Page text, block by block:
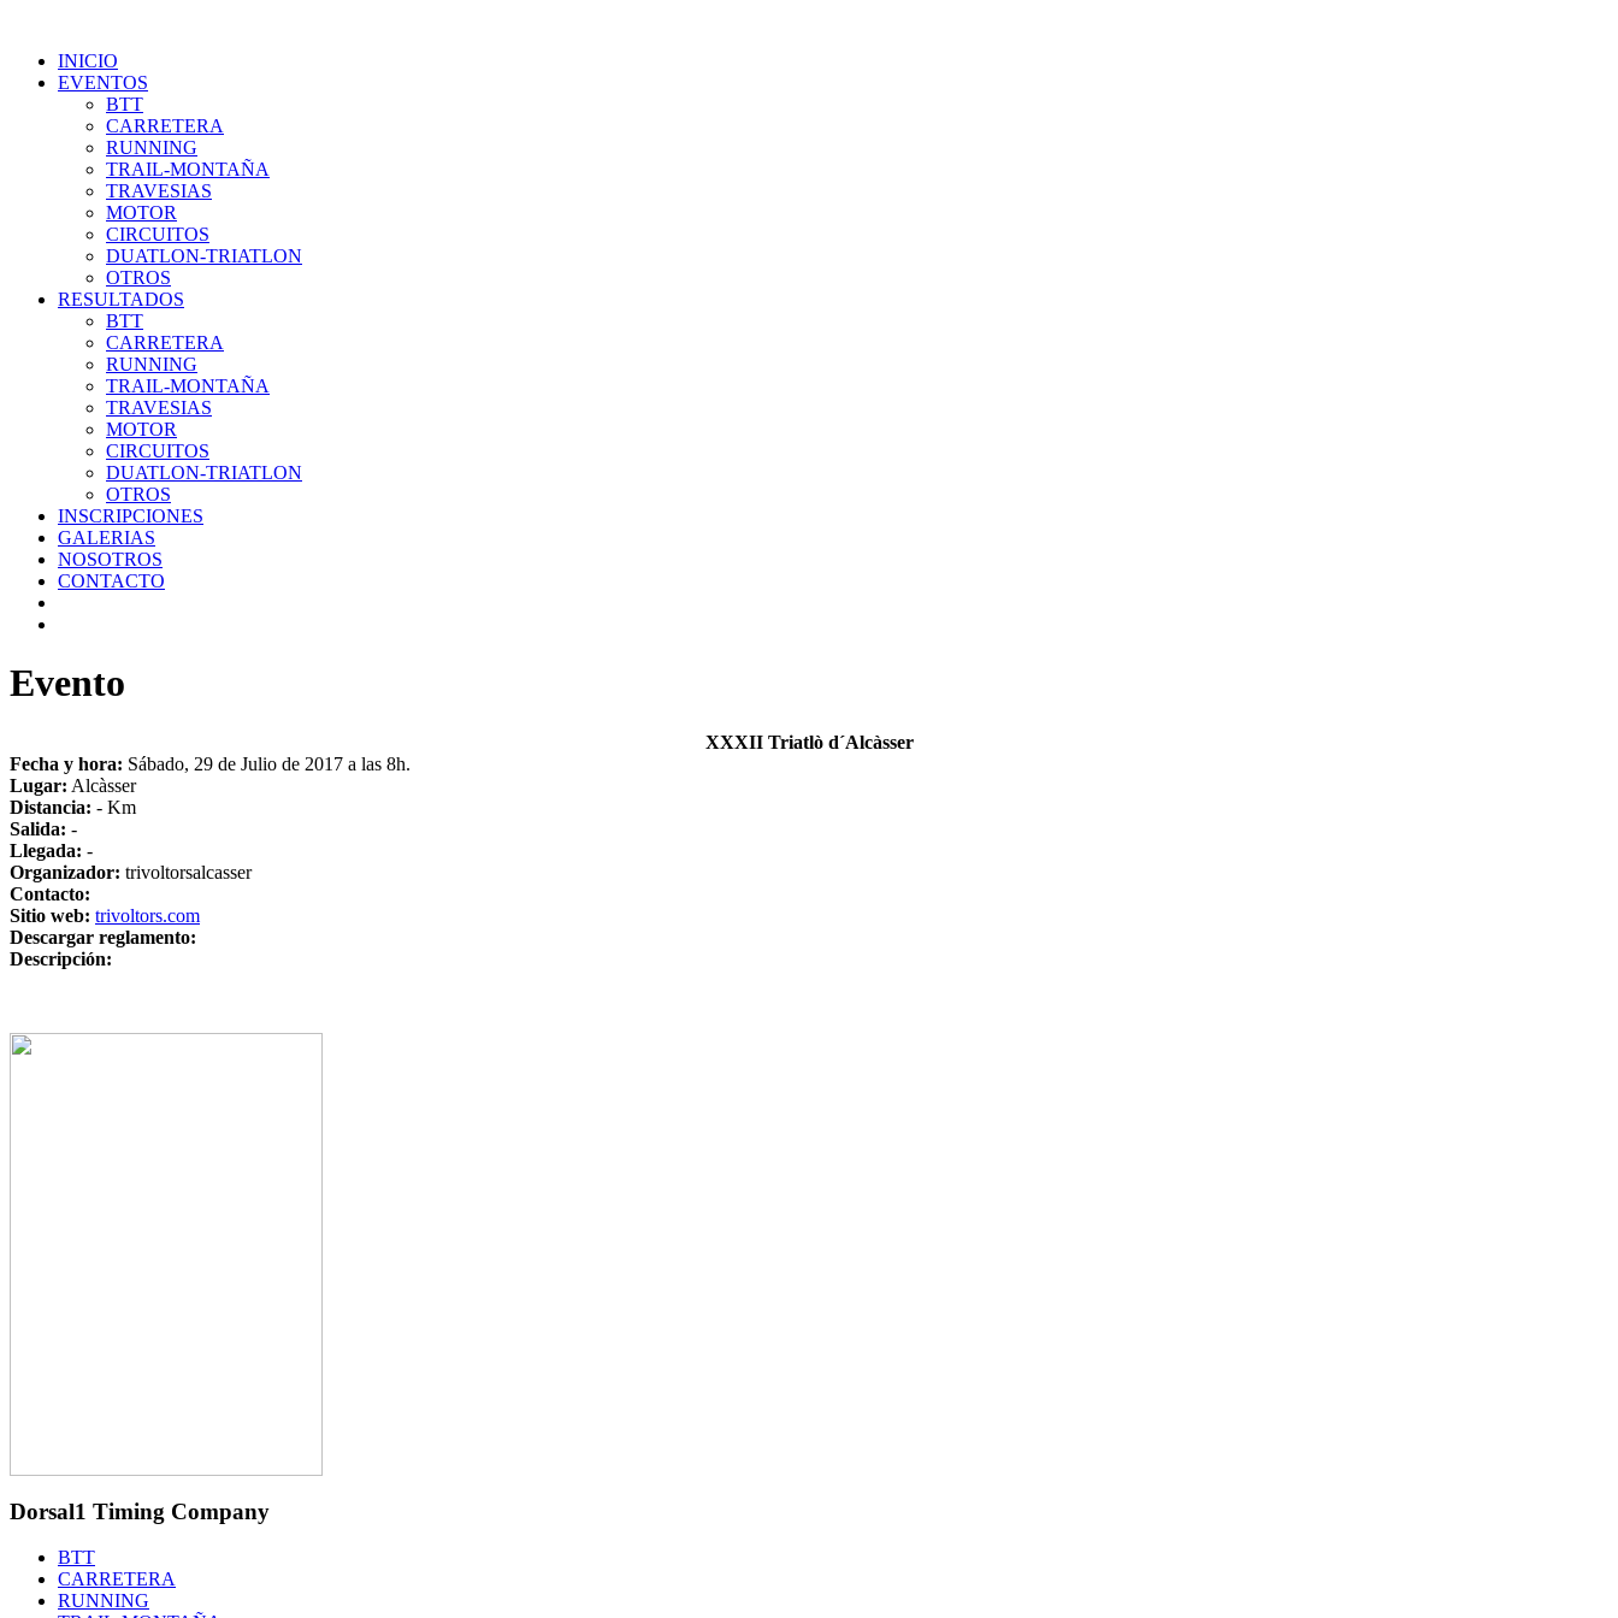
INICIO
EVENTOS
BTT
CARRETERA
RUNNING
TRAIL-MONTAÑA
TRAVESIAS
MOTOR
CIRCUITOS
DUATLON-TRIATLON
OTROS
RESULTADOS
BTT
CARRETERA
RUNNING
TRAIL-MONTAÑA
TRAVESIAS
MOTOR
CIRCUITOS
DUATLON-TRIATLON
OTROS
INSCRIPCIONES
GALERIAS
NOSOTROS
CONTACTO
Evento
XXXII Triatlò d´Alcàsser
Fecha y hora: Sábado, 29 de Julio de 2017 a las 8h.
Lugar: Alcàsser
Distancia: - Km
Salida: -
Llegada: -
Organizador: trivoltorsalcasser
Contacto:
Sitio web: trivoltors.com
Descargar reglamento:
Descripción:
Dorsal1 Timing Company
BTT
CARRETERA
RUNNING